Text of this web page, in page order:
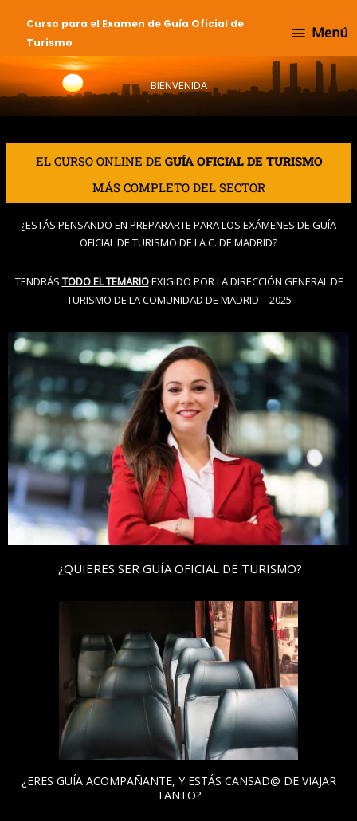
contenido
Curso para el Examen de Guía Oficial de
Turismo
Menú
Menú
BIENVENIDA
EL CURSO ONLINE DE GUÍA OFICIAL DE TURISMO
MÁS COMPLETO DEL SECTOR
¿ESTÁS PENSANDO EN PREPARARTE PARA LOS EXÁMENES DE GUÍA
OFICIAL DE TURISMO DE LA C. DE MADRID?
TENDRÁS TODO EL TEMARIOEXIGIDO POR LA DIRECCIÓN GENERAL DE
TURISMO DE LA COMUNIDAD DE MADRID – 2025
¿QUIERES SER GUÍA OFICIAL DE TURISMO?
¿ERES GUÍA ACOMPAÑANTE, Y ESTÁS CANSAD@ DE VIAJAR
TANTO?